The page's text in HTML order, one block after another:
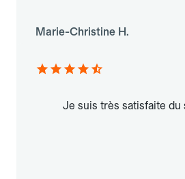
Marie-Christine H.
Je suis très satisfaite du